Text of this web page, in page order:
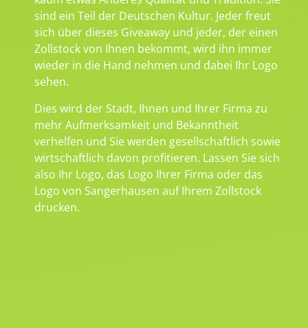
sind ein Teil der Deutschen Kultur. Jeder freut
sich über dieses Giveaway und jeder, der einen
Zollstock von Ihnen bekommt, wird ihn immer
wieder in die Hand nehmen und dabei Ihr Logo
sehen.
Dies wird der Stadt, Ihnen und Ihrer Firma zu
mehr Aufmerksamkeit und Bekanntheit
verhelfen und Sie werden gesellschaftlich sowie
wirtschaftlich davon profitieren. Lassen Sie sich
also Ihr Logo, das Logo Ihrer Firma oder das
Logo von Sangerhausen auf Ihrem Zollstock
drucken.